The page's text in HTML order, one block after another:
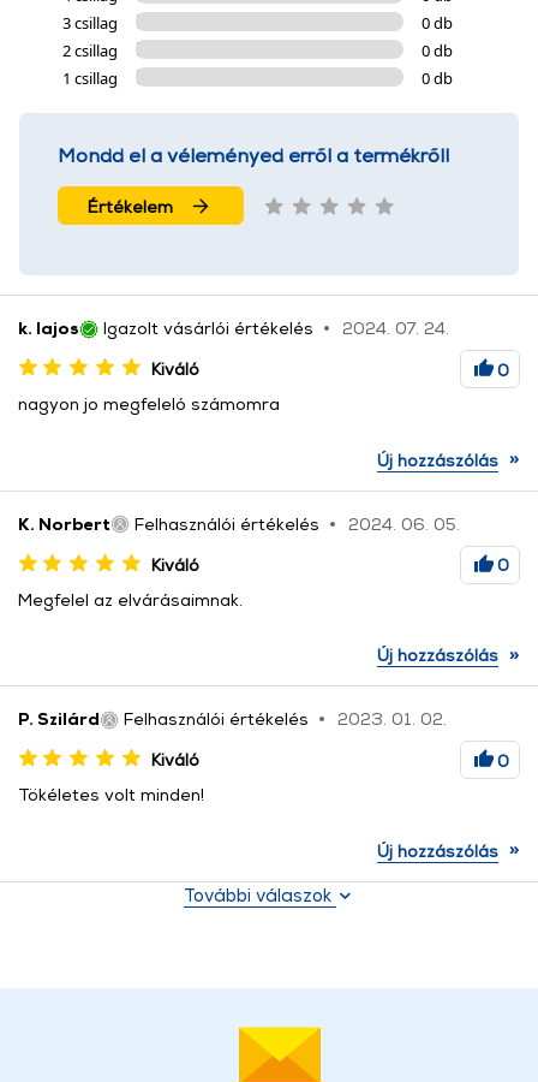
3 csillag
0 db
2 csillag
0 db
1 csillag
0 db
Mondd el a véleményed erről a termékről!
Értékelem
k. lajos Igazolt vásárlói értékelés
2024. 07. 24.
Kiváló
0
nagyon jo megfeleló számomra
Új hozzászólás »
K. Norbert Felhasználói értékelés
2024. 06. 05.
Kiváló
0
Megfelel az elvárásaimnak.
Új hozzászólás »
P. Szilárd Felhasználói értékelés
2023. 01. 02.
Kiváló
0
Tökéletes volt minden!
Új hozzászólás »
További válaszok